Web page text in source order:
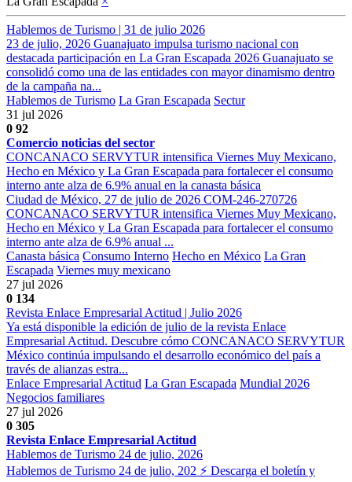
Hablemos de Turismo | 31 de julio 2026
23 de julio, 2026 Guanajuato impulsa turismo nacional con
destacada participación en La Gran Escapada 2026 Guanajuato se
consolidó como una de las entidades con mayor dinamismo dentro
de la campaña na...
Hablemos de Turismo La Gran Escapada Sectur
31 jul 2026
0 92
Comercio noticias del sector
CONCANACO SERVYTUR intensifica Viernes Muy Mexicano,
Hecho en México y La Gran Escapada para fortalecer el consumo
interno ante alza de 6.9% anual en la canasta básica
Ciudad de México, 27 de julio de 2026 COM-246-270726
CONCANACO SERVYTUR intensifica Viernes Muy Mexicano,
Hecho en México y La Gran Escapada para fortalecer el consumo
interno ante alza de 6.9% anual ...
Canasta básica Consumo Interno Hecho en México La Gran
Escapada Viernes muy mexicano
27 jul 2026
0 134
Revista Enlace Empresarial Actitud | Julio 2026
Ya está disponible la edición de julio de la revista Enlace
Empresarial Actitud. Descubre cómo CONCANACO SERVYTUR
México continúa impulsando el desarrollo económico del país a
través de alianzas estra...
Enlace Empresarial Actitud La Gran Escapada Mundial 2026
Negocios familiares
27 jul 2026
0 305
Revista Enlace Empresarial Actitud
Hablemos de Turismo 24 de julio, 2026
Hablemos de Turismo 24 de julio, 202 ⚡ Descarga el boletín y